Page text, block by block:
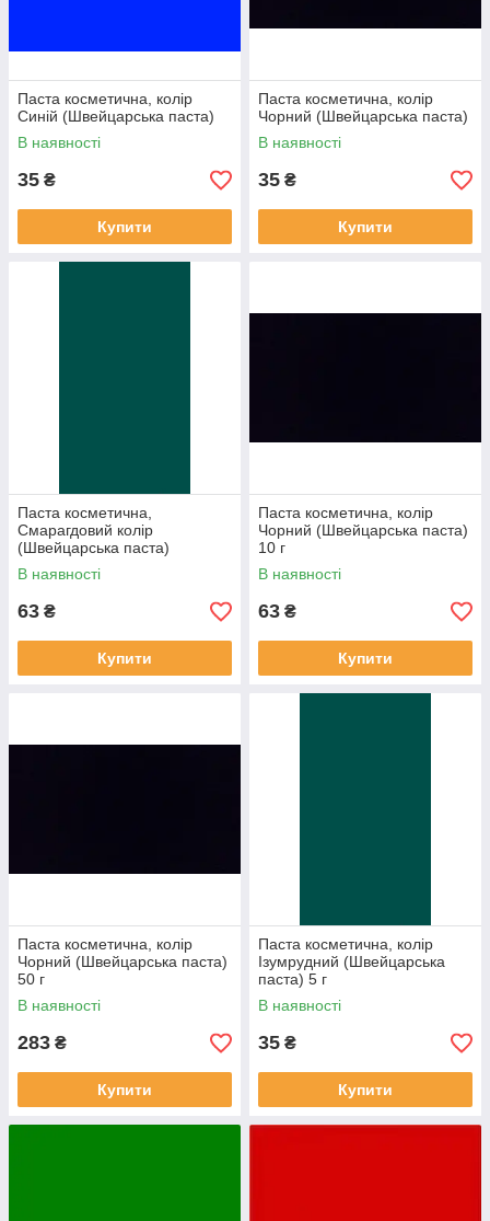
Паста косметична, колір
Синій (Швейцарська паста)
В наявності
35 ₴
Купити
Паста косметична, колір
Чорний (Швейцарська паста)
В наявності
35 ₴
Купити
Паста косметична,
Смарагдовий колір
(Швейцарська паста)
В наявності
63 ₴
Купити
Паста косметична, колір
Чорний (Швейцарська паста)
10 г
В наявності
63 ₴
Купити
Паста косметична, колір
Чорний (Швейцарська паста)
50 г
В наявності
283 ₴
Купити
Паста косметична, колір
Ізумрудний (Швейцарська
паста) 5 г
В наявності
35 ₴
Купити